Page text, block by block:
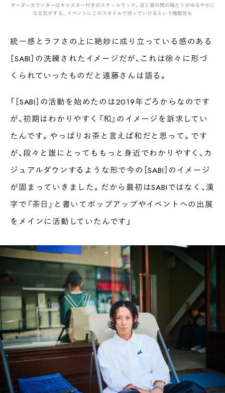
オーダーカウンターはキャスター付きのスチールラック。店と客の間の隔たりがゆるやかに
なる気がする。イベントにこのスタイルで持っていけるという機動性も
統一感とラフさの上に絶妙に成り立っている感のある
［SABI］の洗練されたイメージだが、これは徐々に形づ
くられていったものだと遠藤さんは語る。
「［SABI］の活動を始めたのは2019年ごろからなのです
が、初期はわかりやすく『和』のイメージを訴求してい
たんです。やっぱりお茶と言えば和だと思って。です
が、段々と誰にとってももっと身近でわかりやすく、カ
ジュアルダウンするような形で今の［SABI］のイメージ
が固まっていきました。だから最初はSABIではなく、漢
字で『茶日』と書いてポップアップやイベントへの出展
をメインに活動していたんです」